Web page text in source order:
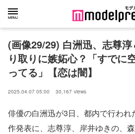
(画像29/29) 白洲迅、志尊
り取りに嫉妬心？「すでに
ってる」【恋は闇】
2025.04.07 05:00 30,167 views
俳優の白洲迅が3日、都内で行われ
作発表に、志尊淳、岸井ゆきの、